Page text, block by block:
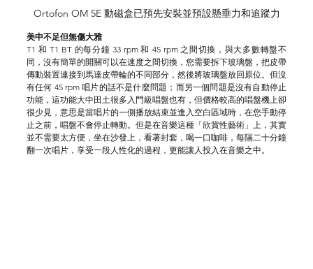
Ortofon OM 5E 動磁盒已預先安裝並預設懸垂力和追蹤力
美中不足但無傷大雅
T1 和 T1 BT 的每分鐘 33 rpm 和 45 rpm 之間切換，與大多數轉盤不
同，沒有簡單的開關可以在速度之間切換，您需要拆下玻璃盤，把皮帶
傳動裝置連接到馬達皮帶輪的不同部分，然後將玻璃盤放回原位。但沒
有任何 45 rpm 唱片的話不是什麼問題；而另一個問題是沒有自動停止
功能，這功能大中田土很多入門級唱盤也有，但價格較高的唱盤機上卻
很少見，意思是當唱片的一側播放結束並進入空白區域時，在您手動停
止之前，唱盤不會停止轉動。但是在音樂這種「欣賞性藝術」上，其實
並不需要太方便，坐在沙發上，看著封套，喝一口咖啡，每隔二十分鐘
翻一次唱片，享受一段人性化的過程，更能讓人投入在音樂之中。